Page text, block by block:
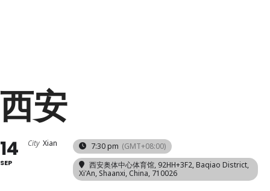
西安
14
SEP
City Xian 7:30 pm (GMT+08:00)
西安奥体中心体育馆, 92HH+3F2, Baqiao District,
Xi'An, Shaanxi, China, 710026